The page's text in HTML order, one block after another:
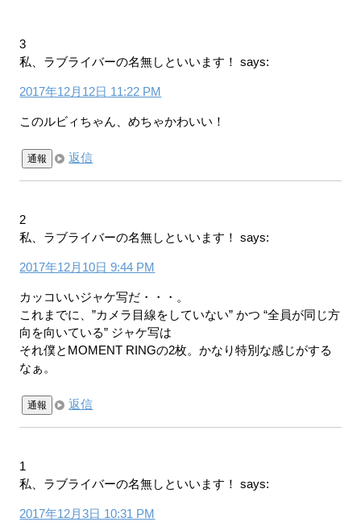
3
私、ラブライバーの名無しといいます！
says:
2017年12月12日 11:22 PM
このルビィちゃん、めちゃかわいい！
通報 返信
2
私、ラブライバーの名無しといいます！
says:
2017年12月10日 9:44 PM
カッコいいジャケ写だ・・・。
これまでに、”カメラ目線をしていない” かつ “全員が同じ方
向を向いている” ジャケ写は
それ僕とMOMENT RINGの2枚。かなり特別な感じがする
なぁ。
通報 返信
1
私、ラブライバーの名無しといいます！
says:
2017年12月3日 10:31 PM